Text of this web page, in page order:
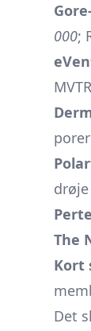
000;
MVTR
The
Kort
Det